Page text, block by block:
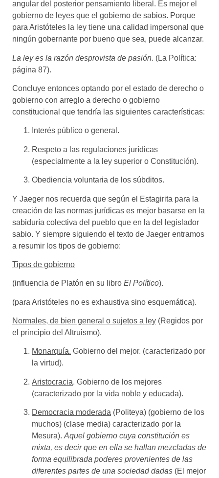
angular del posterior pensamiento liberal. Es mejor el
gobierno de leyes que el gobierno de sabios. Porque
para Aristóteles la ley tiene una calidad impersonal que
ningún gobernante por bueno que sea, puede alcanzar.
La ley es la razón desprovista de pasión. (La Política:
página 87).
Concluye entonces optando por el estado de derecho o
gobierno con arreglo a derecho o gobierno
constitucional que tendría las siguientes características:
Interés público o general.
Respeto a las regulaciones jurídicas
(especialmente a la ley superior o Constitución).
Obediencia voluntaria de los súbditos.
Y Jaeger nos recuerda que según el Estagirita para la
creación de las normas jurídicas es mejor basarse en la
sabiduría colectiva del pueblo que en la del legislador
sabio. Y siempre siguiendo el texto de Jaeger entramos
a resumir los tipos de gobierno:
Tipos de gobierno
(influencia de Platón en su libro El Político).
(para Aristóteles no es exhaustiva sino esquemática).
Normales, de bien general o sujetos a ley (Regidos por
el principio del Altruismo).
Monarquía. Gobierno del mejor. (caracterizado por
la virtud).
Aristocracia. Gobierno de los mejores
(caracterizado por la vida noble y educada).
Democracia moderada (Politeya) (gobierno de los
muchos) (clase media) caracterizado por la
Mesura). Aquel gobierno cuya constitución es
mixta, es decir que en ella se hallan mezcladas de
forma equilibrada poderes provenientes de las
diferentes partes de una sociedad dadas (El mejor